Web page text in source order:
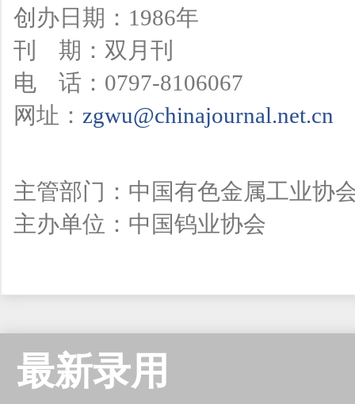
创办日期：1986年
刊 期：双月刊
电 话：0797-8106067
网址： zgwu@chinajournal.net.cn
主管部门：中国有色金属工业协
主办单位：中国钨业协会
最新录用